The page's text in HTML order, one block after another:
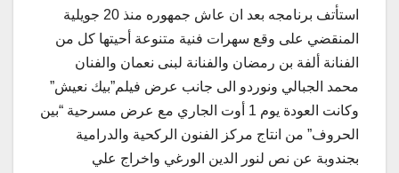
استأتف برنامجه بعد ان عاش جمهوره منذ 20 جويلية
المنقضي على وقع سهرات فنية متنوعة أحيتها كل من
الفنانة ألفة بن رمضان والفنانة لبنى نعمان والفنان
محمد الجبالي ونوردو الى جانب عرض فيلم”بيك نعيش”
وكانت العودة يوم 1 أوت الجاري مع عرض مسرحية “بين
الحروف” من انتاج مركز الفنون الركحية والدرامية
بجندوبة عن نص لنور الدين الورغي واخراج علي